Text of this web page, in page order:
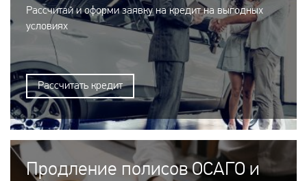
Рассчитай и оформи заявку на кредит на выгодных
условиях
Рассчитать кредит
Продление полисов ОСАГО и